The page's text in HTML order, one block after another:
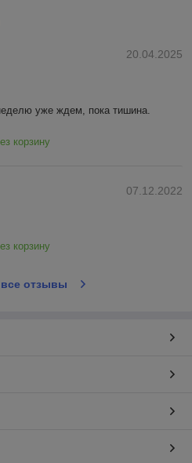
20.04.2025
уже ждем, пока тишина.
корзину
07.12.2022
корзину
все отзывы